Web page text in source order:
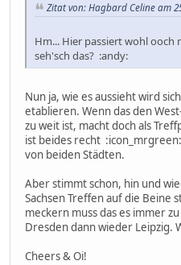
Zitat von: Hagbard Celine am
Hm... Hier passiert wohl ooch
seh'sch das? :andy:
Nun ja, wie es aussieht wird
etablieren. Wenn das den
zu weit ist, macht doch als
ist beides recht
von beiden Städten.
Aber stimmt schon, hin und
Sachsen Treffen auf die Beine
meckern muss das es immer
Dresden dann wieder Leipzig.
Cheers & Oi!